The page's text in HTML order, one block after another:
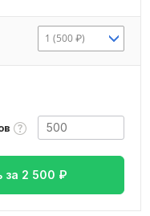
1 (500 ₽)
за 2 500 ₽